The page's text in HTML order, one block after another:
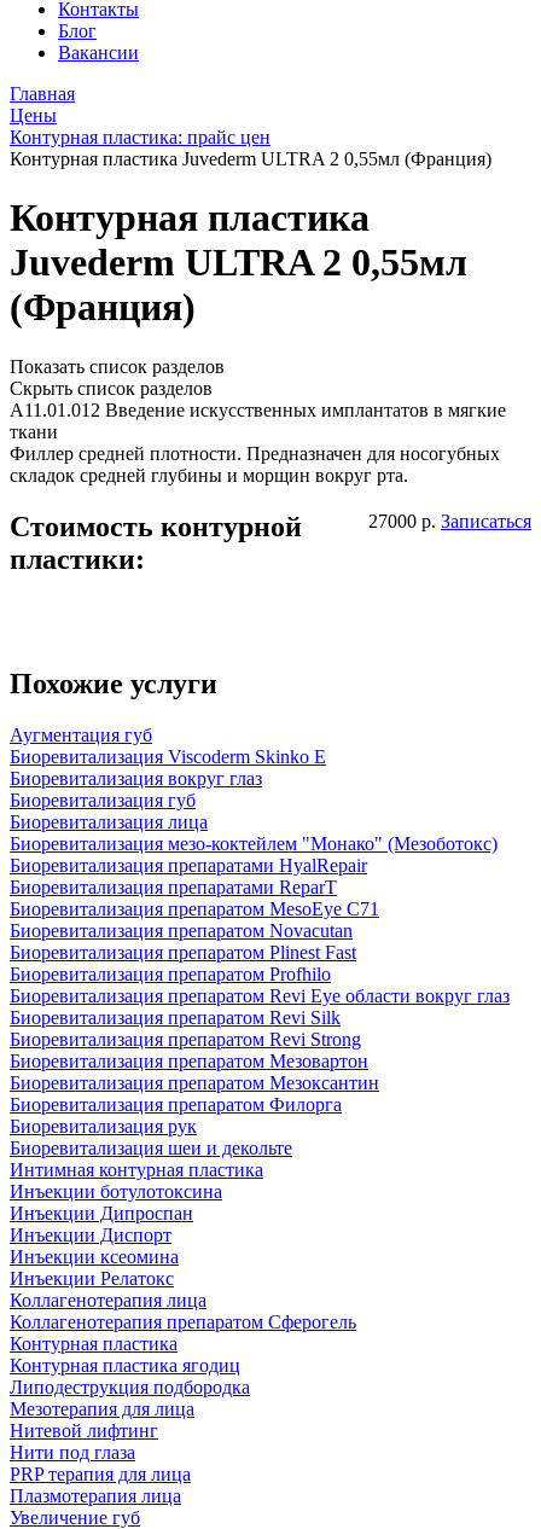
Контакты
Блог
Вакансии
Главная
Цены
Контурная пластика: прайс цен
Контурная пластика Juvederm ULTRA 2 0,55мл (Франция)
Контурная пластика
Juvederm ULTRA 2 0,55мл
(Франция)
Показать список разделов
Скрыть список разделов
А11.01.012 Введение искусственных имплантатов в мягкие
ткани
Филлер средней плотности. Предназначен для носогубных
складок средней глубины и морщин вокруг рта.
Стоимость контурной
пластики:
27000 р. Записаться
Похожие услуги
Аугментация губ
Биоревитализация Viscoderm Skinko Е
Биоревитализация вокруг глаз
Биоревитализация губ
Биоревитализация лица
Биоревитализация мезо-коктейлем "Монако" (Мезоботокс)
Биоревитализация препаратами HyalRepair
Биоревитализация препаратами ReparT
Биоревитализация препаратом MesoEye C71
Биоревитализация препаратом Novacutan
Биоревитализация препаратом Plinest Fast
Биоревитализация препаратом Profhilo
Биоревитализация препаратом Revi Eye области вокруг глаз
Биоревитализация препаратом Revi Silk
Биоревитализация препаратом Revi Strong
Биоревитализация препаратом Мезовартон
Биоревитализация препаратом Мезоксантин
Биоревитализация препаратом Филорга
Биоревитализация рук
Биоревитализация шеи и декольте
Интимная контурная пластика
Инъекции ботулотоксина
Инъекции Дипроспан
Инъекции Диспорт
Инъекции ксеомина
Инъекции Релатокс
Коллагенотерапия лица
Коллагенотерапия препаратом Сферогель
Контурная пластика
Контурная пластика ягодиц
Липодеструкция подбородка
Мезотерапия для лица
Нитевой лифтинг
Нити под глаза
PRP терапия для лица
Плазмотерапия лица
Увеличение губ